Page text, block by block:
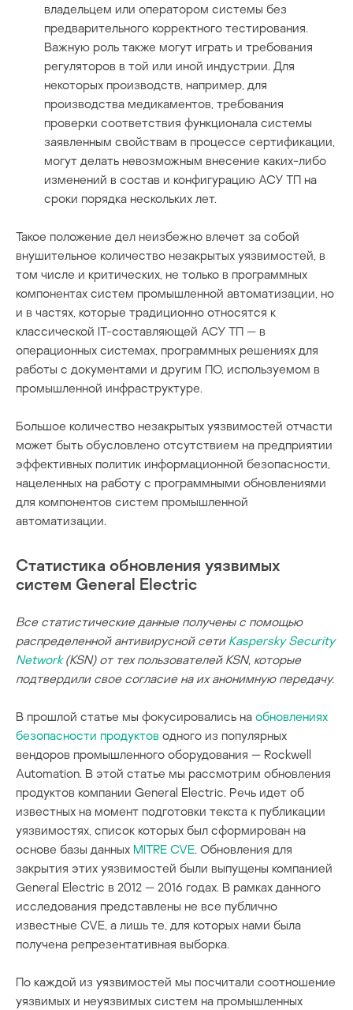
владельцем или оператором системы без
предварительного корректного тестирования.
Важную роль также могут играть и требования
регуляторов в той или иной индустрии. Для
некоторых производств, например, для
производства медикаментов, требования
проверки соответствия функционала системы
заявленным свойствам в процессе сертификации,
могут делать невозможным внесение каких-либо
изменений в состав и конфигурацию АСУ ТП на
сроки порядка нескольких лет.
Такое положение дел неизбежно влечет за собой
внушительное количество незакрытых уязвимостей, в
том числе и критических, не только в программных
компонентах систем промышленной автоматизации, но
и в частях, которые традиционно относятся к
классической IT-составляющей АСУ ТП — в
операционных системах, программных решениях для
работы с документами и другим ПО, используемом в
промышленной инфраструктуре.
Большое количество незакрытых уязвимостей отчасти
может быть обусловлено отсутствием на предприятии
эффективных политик информационной безопасности,
нацеленных на работу с программными обновлениями
для компонентов систем промышленной
автоматизации.
Статистика обновления уязвимых
систем General Electric
Все статистические данные получены с помощью
распределенной антивирусной сети Kaspersky Security
Network(KSN) от тех пользователей KSN, которые
подтвердили свое согласие на их анонимную передачу.
В прошлой статье мы фокусировались на обновлениях
безопасности продуктов одного из популярных
вендоров промышленного оборудования — Rockwell
Automation. В этой статье мы рассмотрим обновления
продуктов компании General Electric. Речь идет об
известных на момент подготовки текста к публикации
уязвимостях, список которых был сформирован на
основе базы данных MITRE CVE. Обновления для
закрытия этих уязвимостей были выпущены компанией
General Electric в 2012 — 2016 годах. В рамках данного
исследования представлены не все публично
известные CVE, а лишь те, для которых нами была
получена репрезентативная выборка.
По каждой из уязвимостей мы посчитали соотношение
уязвимых и неуязвимых систем на промышленных